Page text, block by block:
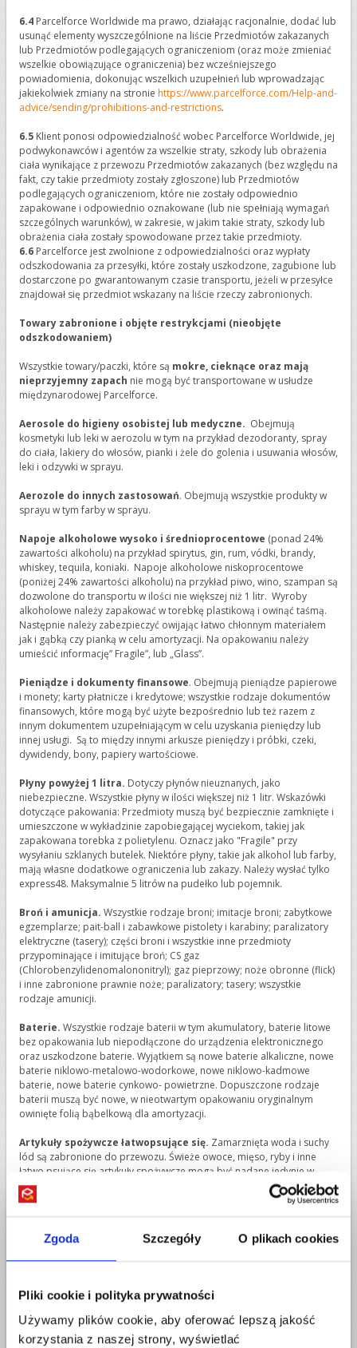
Zgoda Szczegóły O plikach cookies
Pliki cookie i polityka prywatności
Używamy plików cookie, aby oferować lepszą jakość
korzystania z naszej strony, wyświetlać
6.4 Parcelforce Worldwide ma prawo, działając racjonalnie, dodać lub
usunąć elementy wyszczególnione na liście Przedmiotów zakazanych
lub Przedmiotów podlegających ograniczeniom (oraz może zmieniać
wszelkie obowiązujące ograniczenia) bez wcześniejszego
powiadomienia, dokonując wszelkich uzupełnień lub wprowadzając
jakiekolwiek zmiany na stronie https://www.parcelforce.com/Help-and-
advice/sending/prohibitions-and-restrictions.
6.5 Klient ponosi odpowiedzialność wobec Parcelforce Worldwide, jej
podwykonawców i agentów za wszelkie straty, szkody lub obrażenia
ciała wynikające z przewozu Przedmiotów zakazanych (bez względu na
fakt, czy takie przedmioty zostały zgłoszone) lub Przedmiotów
podlegających ograniczeniom, które nie zostały odpowiednio
zapakowane i odpowiednio oznakowane (lub nie spełniają wymagań
szczególnych warunków), w zakresie, w jakim takie straty, szkody lub
obrażenia ciała zostały spowodowane przez takie przedmioty.
6.6 Parcelforce jest zwolnione z odpowiedzialności oraz wypłaty
odszkodowania za przesyłki, które zostały uszkodzone, zagubione lub
dostarczone po gwarantowanym czasie transportu, jeżeli w przesyłce
znajdował się przedmiot wskazany na liście rzeczy zabronionych.
Towary zabronione i objęte restrykcjami (nieobjęte
odszkodowaniem)
Wszystkie towary/paczki, które są mokre, cieknące oraz mają
nieprzyjemny zapach nie mogą być transportowane w usłudze
międzynarodowej Parcelforce.
Aerosole do higieny osobistej lub medyczne. Obejmują
kosmetyki lub leki w aerozolu w tym na przykład dezodoranty, spray
do ciała, lakiery do włosów, pianki i żele do golenia i usuwania włosów,
leki i odzywki w sprayu.
Aerozole do innych zastosowań. Obejmują wszystkie produkty w
sprayu w tym farby w sprayu.
Napoje alkoholowe wysoko i średnioprocentowe (ponad 24%
zawartości alkoholu) na przykład spirytus, gin, rum, vódki, brandy,
whiskey, tequila, koniaki. Napoje alkoholowe niskoprocentowe
(poniżej 24% zawartości alkoholu) na przykład piwo, wino, szampan są
dozwolone do transportu w ilości nie większej niż 1 litr. Wyroby
alkoholowe należy zapakować w torebkę plastikową i owinąć taśmą.
Następnie należy zabezpieczyć owijając łatwo chłonnym materiałem
jak i gąbką czy pianką w celu amortyzacji. Na opakowaniu należy
umieścić informację” Fragile”, lub „Glass”.
Pieniądze i dokumenty finansowe. Obejmują pieniądze papierowe
i monety; karty płatnicze i kredytowe; wszystkie rodzaje dokumentów
finansowych, które mogą być użyte bezpośrednio lub też razem z
innym dokumentem uzupełniającym w celu uzyskania pieniędzy lub
innej usługi. Są to między innymi arkusze pieniędzy i próbki, czeki,
dywidendy, bony, papiery wartościowe.
Płyny powyżej 1 litra. Dotyczy płynów nieuznanych, jako
niebezpieczne. Wszystkie płyny w ilości większej niż 1 litr. Wskazówki
dotyczące pakowania: Przedmioty muszą być bezpiecznie zamknięte i
umieszczone w wykładzinie zapobiegającej wyciekom, takiej jak
zapakowana torebka z polietylenu. Oznacz jako "Fragile" przy
wysyłaniu szklanych butelek. Niektóre płyny, takie jak alkohol lub farby,
mają własne dodatkowe ograniczenia lub zakazy. Należy wysłać tylko
express48. Maksymalnie 5 litrów na pudełko lub pojemnik.
Broń i amunicja. Wszystkie rodzaje broni; imitacje broni; zabytkowe
egzemplarze; pait-ball i zabawkowe pistolety i karabiny; paralizatory
elektryczne (tasery); części broni i wszystkie inne przedmioty
przypominające i imitujące broń; CS gaz
(Chlorobenzylidenomalononitryl); gaz pieprzowy; noże obronne (flick)
i inne zabronione prawnie noże; paralizatory; tasery; wszystkie
rodzaje amunicji.
Baterie. Wszystkie rodzaje baterii w tym akumulatory, baterie litowe
bez opakowania lub niepodłączone do urządzenia elektronicznego
oraz uszkodzone baterie. Wyjątkiem są nowe baterie alkaliczne, nowe
baterie niklowo-metalowo-wodorkowe, nowe niklowo-kadmowe
baterie, nowe baterie cynkowo- powietrzne. Dopuszczone rodzaje
baterii muszą być nowe, w nieotwartym opakowaniu oryginalnym
owinięte folią bąbelkową dla amortyzacji.
Artykuły spożywcze łatwopsujące się. Zamarznięta woda i suchy
lód są zabronione do przewozu. Świeże owoce, mięso, ryby i inne
łatwo psujące się artykuły spożywcze mogą być nadane jedynie w
serwisie „guaranteed next day serwice” (nie za pośrednictwem
Przesylarka.pl) . Wszystkie inne serwisy zabraniają wysyłki artykułów
łatwo psujących się. Produkty muszą być schłodzone i hermetycznie
przygotowanie produktów do transportu.
zwierzęce.
Christmas Crackers.